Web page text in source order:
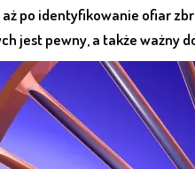
po identyfikowanie ofiar
jest pewny, a także ważny